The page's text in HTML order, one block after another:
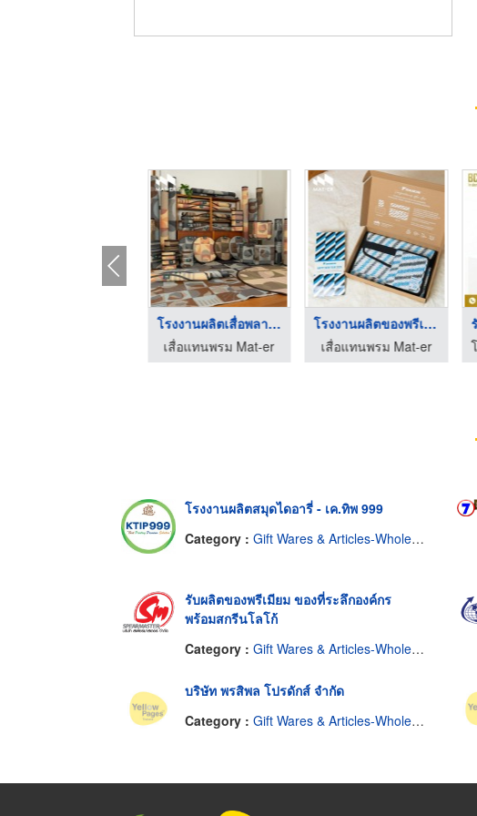
โรงงานผลิตเสื่อพลาสต ...
เสื่อแทนพรม Mat-er
โรงงานผลิตของพรีเมีย ...
เสื่อแทนพรม Mat-er
โรงงานผลิตสมุดไดอารี่ - เค.ทิพ 999
Category : Gift Wares & Articles-Wholesale & Manufacturers
รับผลิตของพรีเมียม ของที่ระลึกองค์กร
พร้อมสกรีนโลโก้
Category : Gift Wares & Articles-Wholesale & Manufacturers
บริษัท พรสิพล โปรดักส์ จำกัด
Category : Gift Wares & Articles-Wholesale & Manufacturers